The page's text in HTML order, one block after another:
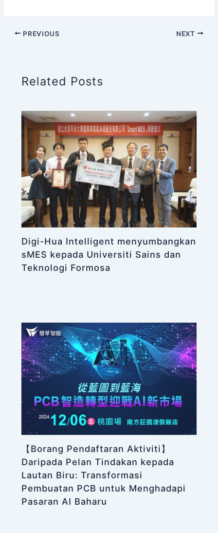
PREVIOUS NEXT
Related Posts
Digi-Hua Intelligent menyumbangkan
sMES kepada Universiti Sains dan
Teknologi Formosa
【Borang Pendaftaran Aktiviti】
Daripada Pelan Tindakan kepada
Lautan Biru: Transformasi
Pembuatan PCB untuk Menghadapi
Pasaran AI Baharu